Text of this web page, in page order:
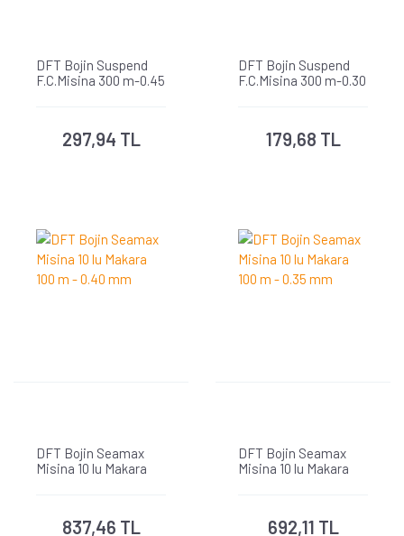
DFT Bojin Suspend
F.C.Misina 300 m-0.45
297,94 TL
DFT Bojin Suspend
F.C.Misina 300 m-0.30
179,68 TL
DFT Bojin Seamax
Misina 10 lu Makara
837,46 TL
DFT Bojin Seamax
Misina 10 lu Makara
692,11 TL